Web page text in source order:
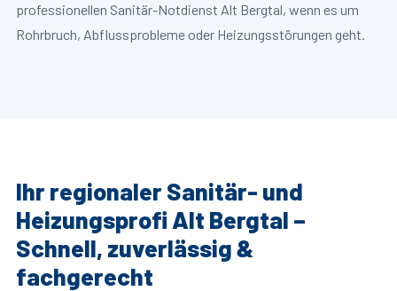
professionellen Sanitär-Notdienst Alt Bergtal, wenn es um
Rohrbruch, Abflussprobleme oder Heizungsstörungen geht.
Ihr regionaler Sanitär- und
Heizungsprofi Alt Bergtal –
Schnell, zuverlässig &
fachgerecht